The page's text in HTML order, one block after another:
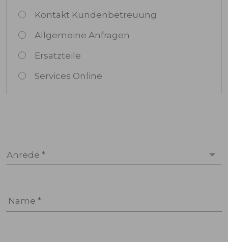
Kontakt Kundenbetreuung
Allgemeine Anfragen
Ersatzteile
Services Online
Anrede *
Name *